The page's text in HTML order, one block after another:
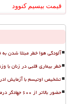
قیمت بیسیم کنوود
آلودگی هوا خطر مبتلا شدن
خطر بیماری قلبی در زنان با
تشخیص اوتیسم با آزمایش
حضور بالاتر از ۶۰۰ جهادگر درمانی در مراسم خاکسپاری رهبر انقلاب در مشهد